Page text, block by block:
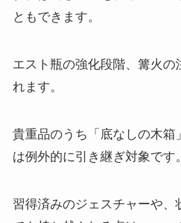
ともできます。
エスト瓶の強化段階、篝火の
れます。
貴重品のうち「底なしの木箱
は例外的に引き継ぎ対象です。
習得済みのジェスチャーや、